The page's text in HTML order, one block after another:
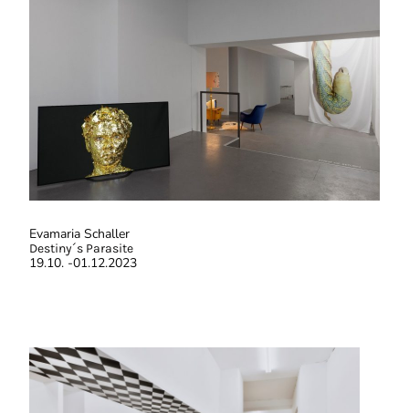
Evamaria Schaller
Destiny´s Parasite
19.10. -01.12.2023